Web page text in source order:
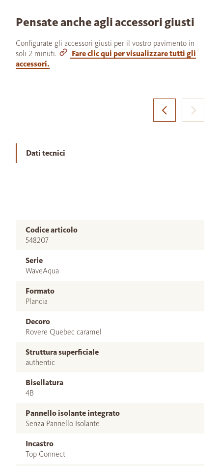
Pensate anche agli accessori giusti
Configurate gli accessori giusti per il vostro pavimento in
soli 2 minuti.
Fare clic qui per visualizzare tutti gli
accessori.
Dati tecnici
Codice articolo
548207
Serie
WaveAqua
Formato
Plancia
Decoro
Rovere Quebec caramel
Struttura superficiale
authentic
Bisellatura
4B
Pannello isolante integrato
Senza Pannello Isolante
Incastro
Top Connect